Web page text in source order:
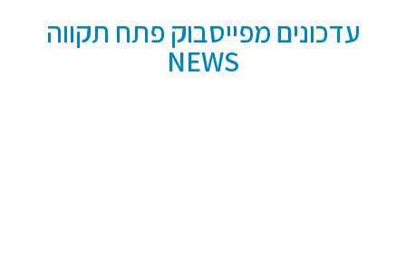
עדכונים מפייסבוק פתח תקווה
NEWS